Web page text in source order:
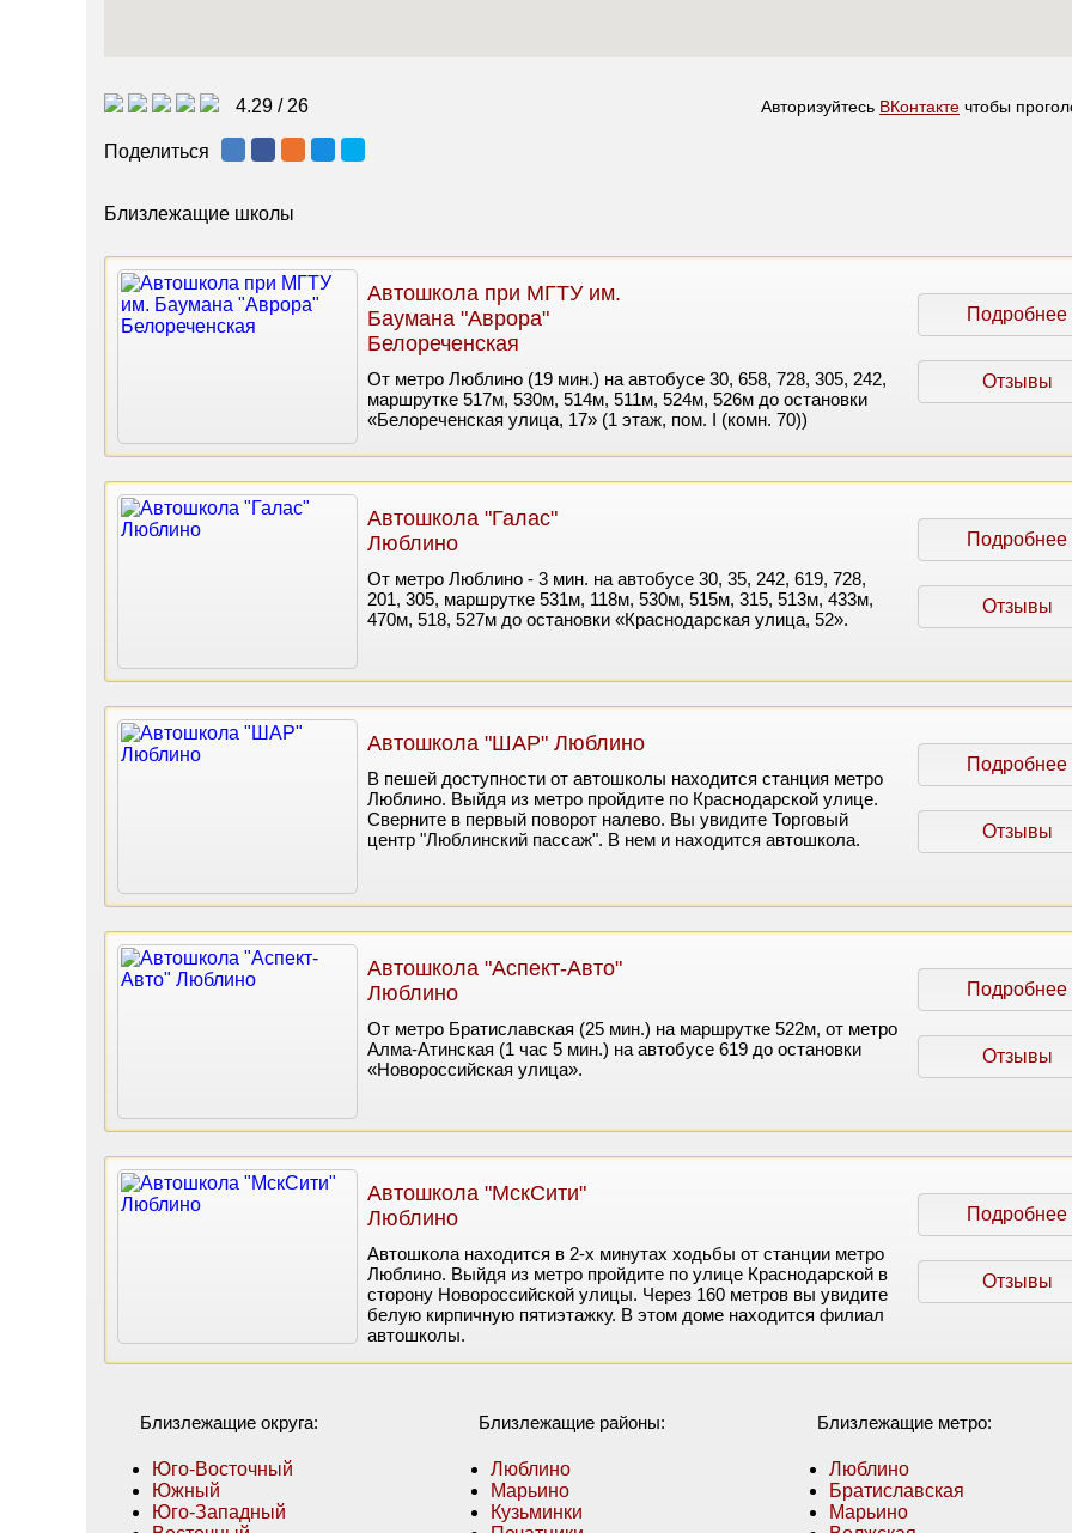
4.29 / 26 Авторизуйтесь ВКонтакте чтобы
Поделиться
Близлежащие школы
Автошкола при МГТУ им.
Баумана "Аврора"
Белореченская
От метро Люблино (19 мин.) на автобусе 30, 658, 728, 305, 242,
маршрутке 517м, 530м, 514м, 511м, 524м, 526м до остановки
«Белореченская улица, 17» (1 этаж, пом. I (комн. 70))
Подробнее
Отзывы
Автошкола "Галас"
Люблино
От метро Люблино - 3 мин. на автобусе 30, 35, 242, 619, 728,
201, 305, маршрутке 531м, 118м, 530м, 515м, 315, 513м, 433м,
470м, 518, 527м до остановки «Краснодарская улица, 52».
Подробнее
Отзывы
Автошкола "ШАР" Люблино
В пешей доступности от автошколы находится станция метро
Люблино. Выйдя из метро пройдите по Краснодарской улице.
Сверните в первый поворот налево. Вы увидите Торговый
центр "Люблинский пассаж". В нем и находится автошкола.
Подробнее
Отзывы
Автошкола "Аспект-Авто"
Люблино
От метро Братиславская (25 мин.) на маршрутке 522м, от метро
Алма-Атинская (1 час 5 мин.) на автобусе 619 до остановки
«Новороссийская улица».
Подробнее
Отзывы
Автошкола "МскСити"
Люблино
Автошкола находится в 2-х минутах ходьбы от станции метро
Люблино. Выйдя из метро пройдите по улице Краснодарской в
сторону Новороссийской улицы. Через 160 метров вы увидите
белую кирпичную пятиэтажку. В этом доме находится филиал
автошколы.
Подробнее
Отзывы
Близлежащие округа:
Юго-Восточный
Южный
Юго-Западный
Близлежащие районы:
Люблино
Марьино
Кузьминки
Близлежащие метро:
Люблино
Братиславская
Марьино